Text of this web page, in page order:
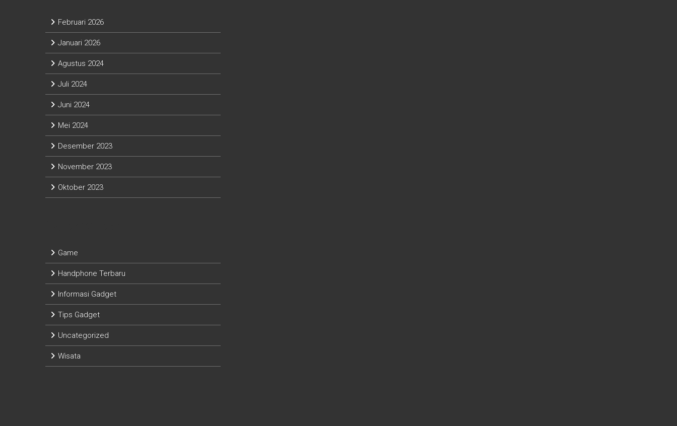
Februari 2026
Januari 2026
Agustus 2024
Juli 2024
Juni 2024
Mei 2024
Desember 2023
November 2023
Oktober 2023
Game
Handphone Terbaru
Informasi Gadget
Tips Gadget
Uncategorized
Wisata